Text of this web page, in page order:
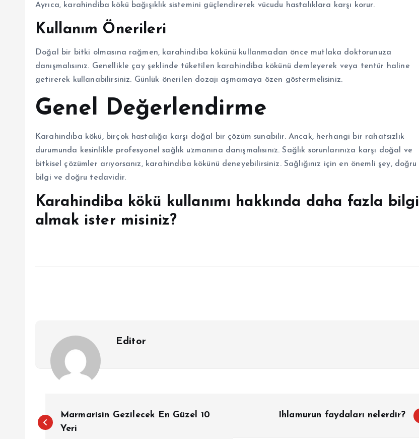
Ayrıca, karahindiba kökü bağışıklık sistemini güçlendirerek vücudu hastalıklara karşı korur.
Kullanım Önerileri
Doğal bir bitki olmasına rağmen, karahindiba kökünü kullanmadan önce mutlaka doktorunuza
danışmalısınız. Genellikle çay şeklinde tüketilen karahindiba kökünü demleyerek veya tentür haline
getirerek kullanabilirsiniz. Günlük önerilen dozajı aşmamaya özen göstermelisiniz.
Genel Değerlendirme
Karahindiba kökü, birçok hastalığa karşı doğal bir çözüm sunabilir. Ancak, herhangi bir rahatsızlık
durumunda kesinlikle profesyonel sağlık uzmanına danışmalısınız. Sağlık sorunlarınıza karşı doğal ve
bitkisel çözümler arıyorsanız, karahindiba kökünü deneyebilirsiniz. Sağlığınız için en önemli şey, doğru
bilgi ve doğru tedavidir.
Karahindiba kökü kullanımı hakkında daha fazla bilgi
almak ister misiniz?
Editor
Marmarisin Gezilecek En Güzel 10
Yeri
Ihlamurun faydaları nelerdir?